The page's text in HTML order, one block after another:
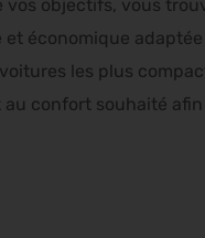
vos objectifs, vous
économique
les plus
au confort souhaité